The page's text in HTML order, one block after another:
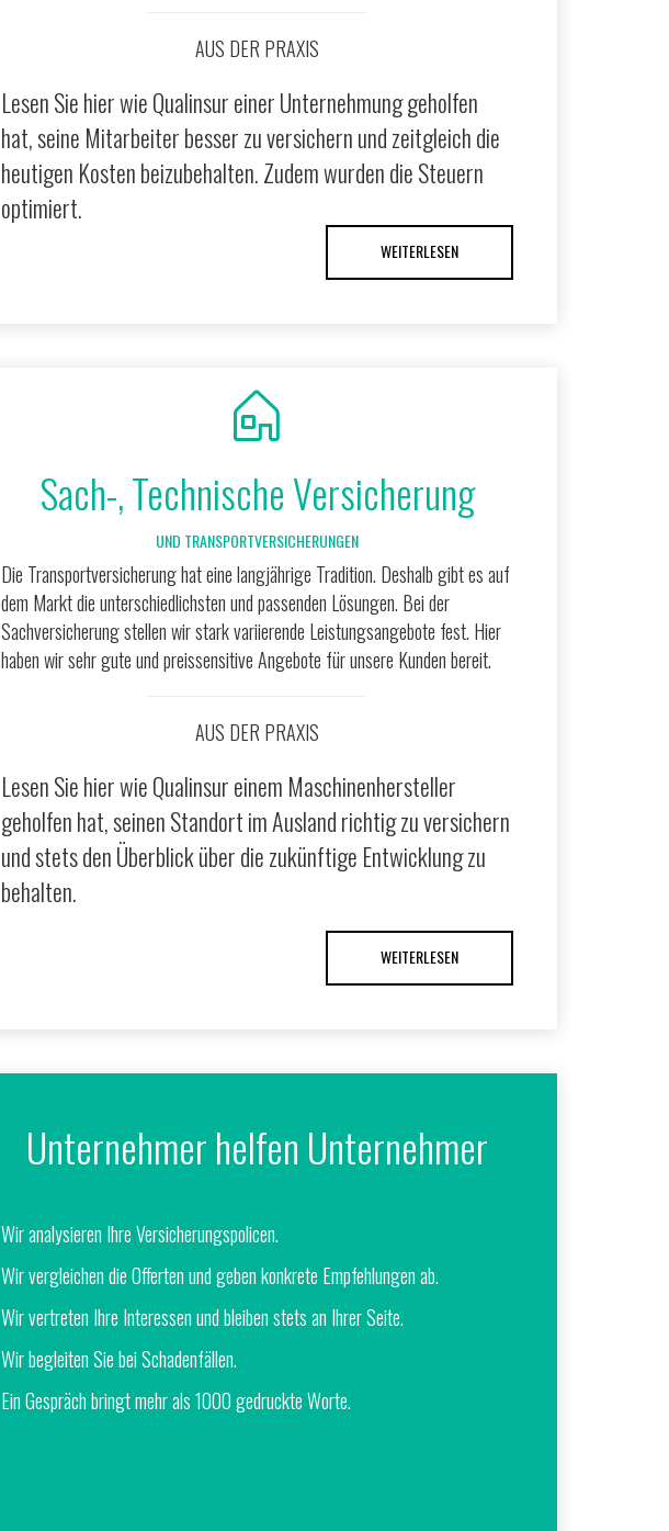
AUS DER PRAXIS
Lesen Sie hier wie Qualinsur einer Unternehmung geholfen
hat, seine Mitarbeiter besser zu versichern und zeitgleich die
heutigen Kosten beizubehalten. Zudem wurden die Steuern
optimiert.
WEITERLESEN
Sach-, Technische Versicherung
UND TRANSPORTVERSICHERUNGEN
Die Transportversicherung hat eine langjährige Tradition. Deshalb gibt es auf
dem Markt die unterschiedlichsten und passenden Lösungen. Bei der
Sachversicherung stellen wir stark variierende Leistungsangebote fest. Hier
haben wir sehr gute und preissensitive Angebote für unsere Kunden bereit.
AUS DER PRAXIS
Lesen Sie hier wie Qualinsur einem Maschinenhersteller
geholfen hat, seinen Standort im Ausland richtig zu versichern
und stets den Überblick über die zukünftige Entwicklung zu
behalten.
WEITERLESEN
Unternehmer helfen Unternehmer
Wir analysieren Ihre Versicherungspolicen.
Wir vergleichen die Offerten und geben konkrete Empfehlungen ab.
Wir vertreten Ihre Interessen und bleiben stets an Ihrer Seite.
Wir begleiten Sie bei Schadenfällen.
Ein Gespräch bringt mehr als 1000 gedruckte Worte.